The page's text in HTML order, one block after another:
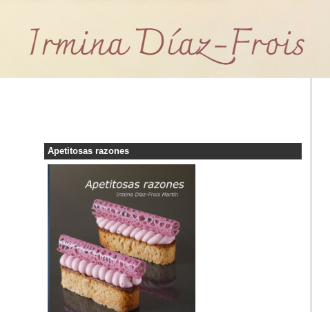
Apetitosas razones